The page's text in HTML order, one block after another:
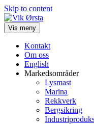
Skip to content
Vis meny
Kontakt
Om oss
English
Markedsområder
Lysmast
Marina
Rekkverk
Bergsikring